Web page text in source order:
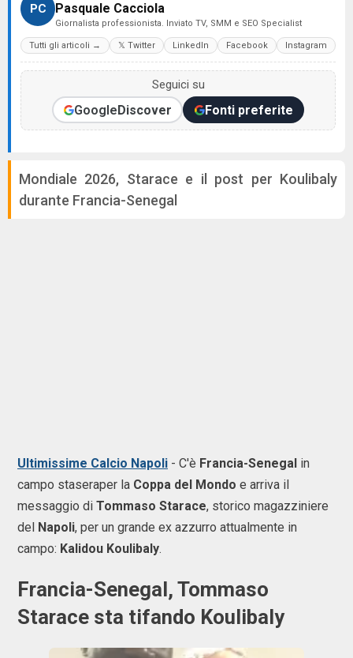
PC Pasquale Cacciola
Giornalista professionista. Inviato TV, SMM e SEO Specialist
Tutti gli articoli → 𝕏 Twitter LinkedIn Facebook Instagram
Seguici su
GoogleDiscover Fonti preferite
Mondiale 2026, Starace e il post per Koulibaly
durante Francia-Senegal
Ultimissime Calcio Napoli - C'è Francia-Senegal in
campo staseraper la Coppa del Mondo e arriva il
messaggio di Tommaso Starace, storico magazziniere
del Napoli, per un grande ex azzurro attualmente in
campo: Kalidou Koulibaly.
Francia-Senegal, Tommaso
Starace sta tifando Koulibaly